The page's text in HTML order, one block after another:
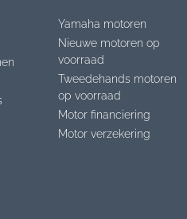
Yamaha motoren
Nieuwe motoren op
voorraad
Tweedehands motoren
op voorraad
Motor financiering
Motor verzekering